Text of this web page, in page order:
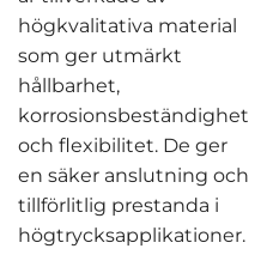
högkvalitativa material
som ger utmärkt
hållbarhet,
korrosionsbeständighet
och flexibilitet. De ger
en säker anslutning och
tillförlitlig prestanda i
högtrycksapplikationer.